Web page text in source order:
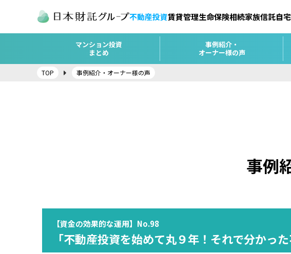
不動産投資賃貸管理生命保険相続家族信託自
マンション投資
まとめ
事例紹介・
オーナー様の声
TOP 事例紹介・オーナー様の声
事例
【資金の効果的な運用】No.98
「不動産投資を始めて丸９年！それで分かった